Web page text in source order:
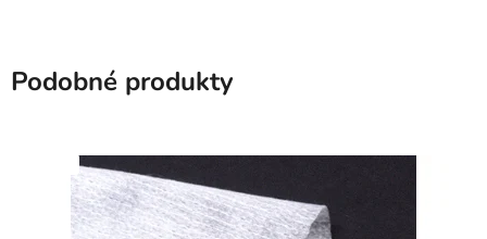
Podobné produkty